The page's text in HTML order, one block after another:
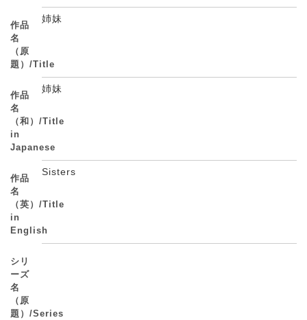
作品
名
（原
題）/Title
姉妹
作品
名
（和）/Title
in
Japanese
姉妹
作品
名
（英）/Title
in
English
Sisters
シリ
ーズ
名
（原
題）/Series